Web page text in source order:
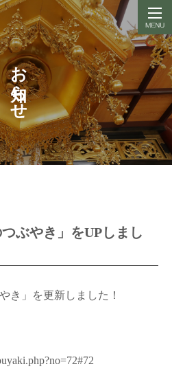
お知らせ
ぶやき」をUPしまし
き」を更新しました！